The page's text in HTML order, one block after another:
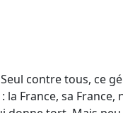
contre tous, ce
France, sa